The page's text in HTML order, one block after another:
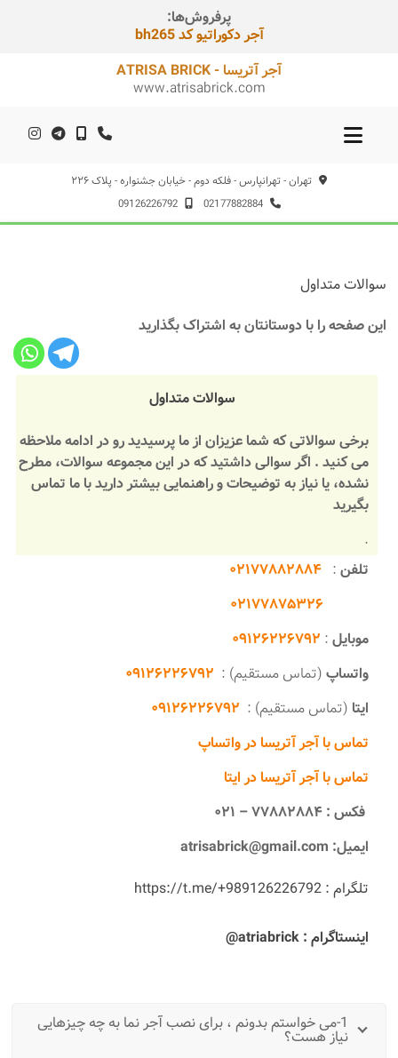
پرفروش‌ها:
آجر دکوراتیو کد bh265
آجر آتریسا - ATRISA BRICK
www.atrisabrick.com
تهران - تهرانپارس - فلکه دوم - خیابان جشنواره - پلاک ۲۲۶
02177882884
09126226792
رفتن
سوالات متداول
این صفحه را با دوستانتان به اشتراک بگذارید
سوالات متداول
برخی سوالاتی که شما عزیزان از ما پرسیدید رو در ادامه ملاحظه
می کنید . اگر سوالی داشتید که در این مجموعه سوالات، مطرح
نشده، یا نیاز به توضیحات و راهنمایی بیشتر دارید با ما تماس
بگیرید
.
تلفن :۰۲۱۷۷۸۸۲۸۸۴
۰۲۱۷۷۸۷۵۳۲۶
موبایل : ۰۹۱۲۶۲۲۶۷۹۲
واتساپ (تماس مستقیم) : ۰۹۱۲۶۲۲۶۷۹۲
ایتا (تماس مستقیم) : ۰۹۱۲۶۲۲۶۷۹۲
تماس با آجر آتریسا در واتساپ
تماس با آجر آتریسا در ایتا
فکس : ۷۷۸۸۲۸۸۴ – ۰۲۱
ایمیل: atrisabrick@gmail.com
تلگرام : https://t.me/+989126226792
اینستاگرام : atriabrick@
1-می خواستم بدونم ، برای نصب آجر نما به چه چیزهایی
نیاز هست؟